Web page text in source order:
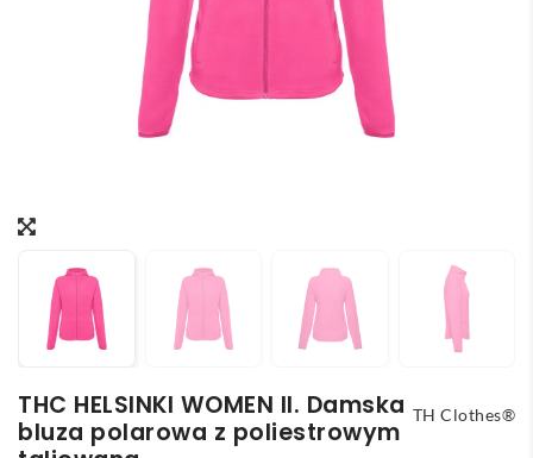
THC HELSINKI WOMEN II. Damska
bluza polarowa z poliestrowym
TH Clothes®